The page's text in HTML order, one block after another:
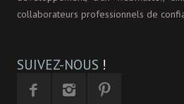
collaborateurs professionnels de
SUIVEZ-NOUS !